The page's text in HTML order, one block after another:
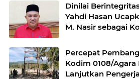
Dinilai
Yahdi Hasan
M. Nasir
Percepat
Kodim 0108/Agara
Lanjutkan